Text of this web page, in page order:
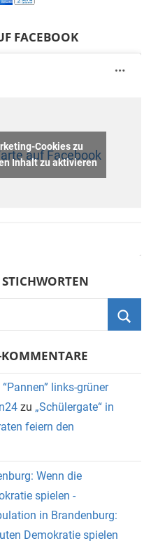
FACEBOOK
auf Facebook
Cookies zu
Inhalt zu aktivieren
links-grüner
zu „Schülergate“ in
feiern den
Wenn die
spielen -
in Brandenburg:
Demokratie spielen